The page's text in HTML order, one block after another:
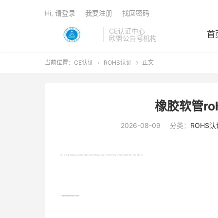
CE认证中心
欧盟公告号机构
首
Hi, 请登录 我要注册 找回密码
当前位置： CE认证  ROHS认证  正文
橡胶软管
2026-08-09 分类： ROHS认